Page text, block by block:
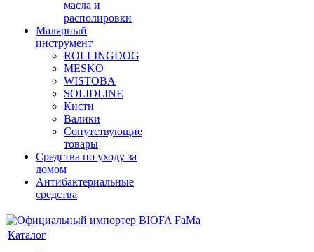
масла и
располировки
Малярный
инструмент
ROLLINGDOG
MESKO
WISTOBA
SOLIDLINE
Кисти
Валики
Сопутствующие
товары
Средства по уходу за
домом
Антибактериальные
средства
Каталог